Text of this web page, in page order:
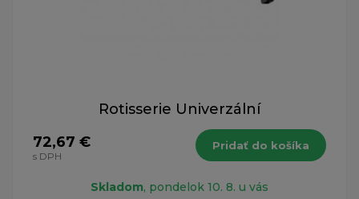
Rotisserie Univerzální
72,67 €
s DPH
Pridať do košíka
Skladom, pondelok 10. 8. u vás